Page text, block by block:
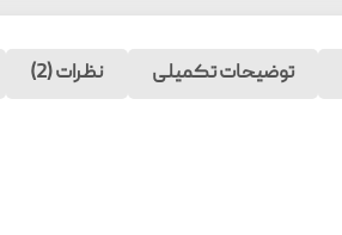
توضیحات تکمیلی نظرات (2)